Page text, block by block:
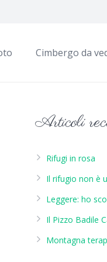
Cimbergo da
Articoli
Rifugi in rosa
Il rifugio non è
Leggere: ho
Il Pizzo Badile
Montagna